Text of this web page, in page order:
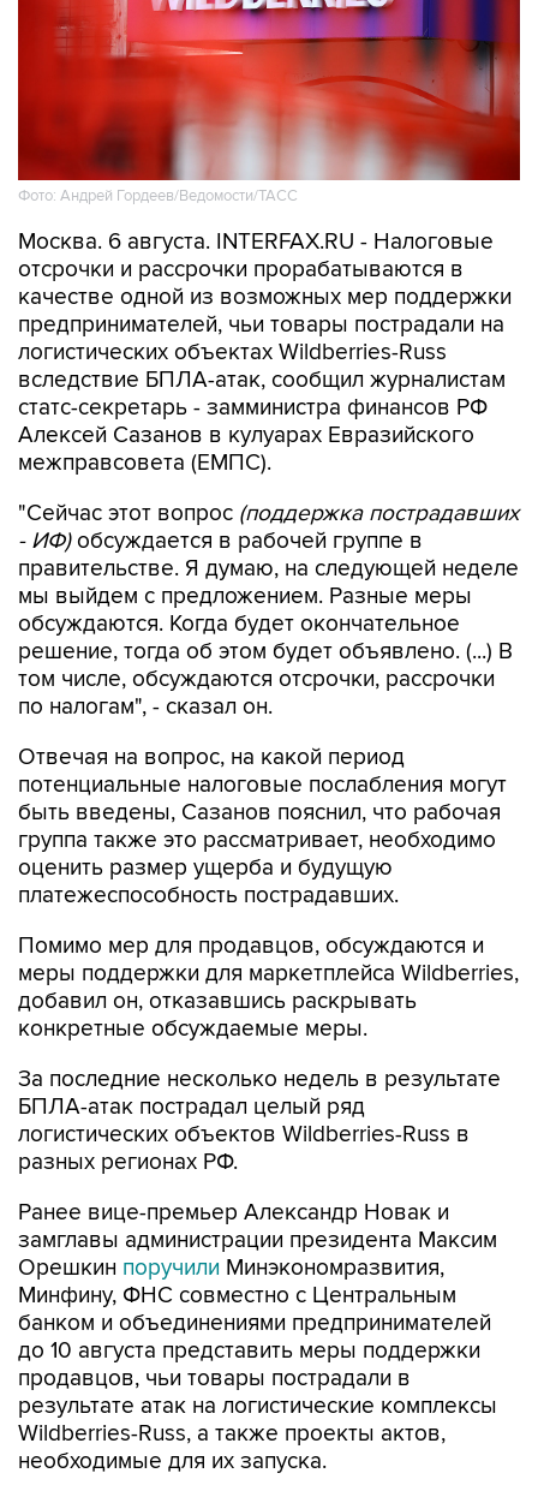
Фото: Андрей Гордеев/Ведомости/ТАСС
Москва. 6 августа. INTERFAX.RU - Налоговые
отсрочки и рассрочки прорабатываются в
качестве одной из возможных мер поддержки
предпринимателей, чьи товары пострадали на
логистических объектах Wildberries-Russ
вследствие БПЛА-атак, сообщил журналистам
статс-секретарь - замминистра финансов РФ
Алексей Сазанов в кулуарах Евразийского
межправсовета (ЕМПС).
"Сейчас этот вопрос (поддержка пострадавших
- ИФ)обсуждается в рабочей группе в
правительстве. Я думаю, на следующей неделе
мы выйдем с предложением. Разные меры
обсуждаются. Когда будет окончательное
решение, тогда об этом будет объявлено. (...) В
том числе, обсуждаются отсрочки, рассрочки
по налогам", - сказал он.
Отвечая на вопрос, на какой период
потенциальные налоговые послабления могут
быть введены, Сазанов пояснил, что рабочая
группа также это рассматривает, необходимо
оценить размер ущерба и будущую
платежеспособность пострадавших.
Помимо мер для продавцов, обсуждаются и
меры поддержки для маркетплейса Wildberries,
добавил он, отказавшись раскрывать
конкретные обсуждаемые меры.
За последние несколько недель в результате
БПЛА-атак пострадал целый ряд
логистических объектов Wildberries-Russ в
разных регионах РФ.
Ранее вице-премьер Александр Новак и
замглавы администрации президента Максим
Орешкин поручили Минэкономразвития,
Минфину, ФНС совместно с Центральным
банком и объединениями предпринимателей
до 10 августа представить меры поддержки
продавцов, чьи товары пострадали в
результате атак на логистические комплексы
Wildberries-Russ, а также проекты актов,
необходимые для их запуска.